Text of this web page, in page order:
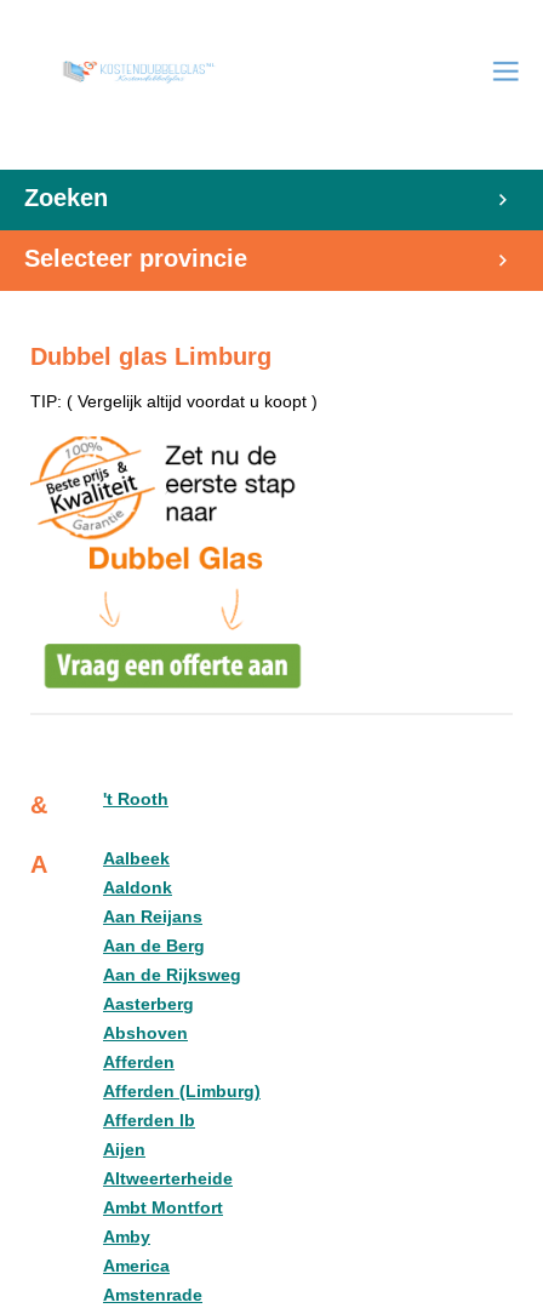
Zoeken
Selecteer provincie
Dubbel glas Limburg
TIP: ( Vergelijk altijd voordat u koopt )
& 't Rooth
A
Aalbeek
Aaldonk
Aan Reijans
Aan de Berg
Aan de Rijksweg
Aasterberg
Abshoven
Afferden
Afferden (Limburg)
Afferden lb
Aijen
Altweerterheide
Ambt Montfort
Amby
America
Amstenrade